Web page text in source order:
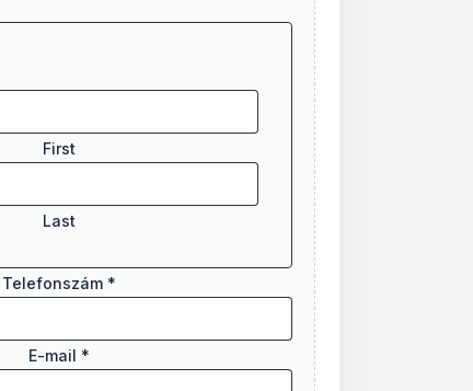
First
Last
Telefonszám *
t
E-mail *